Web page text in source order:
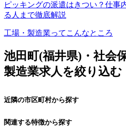
ピッキングの派遣はきつい？仕事
る人まで徹底解説
工場・製造業ってこんなところ
池田町(福井県)・社会
製造業求人を絞り込む
近隣の市区町村から探す
関連する特徴から探す